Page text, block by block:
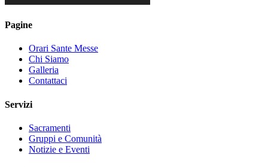
Pagine
Orari Sante Messe
Chi Siamo
Galleria
Contattaci
Servizi
Sacramenti
Gruppi e Comunità
Notizie e Eventi